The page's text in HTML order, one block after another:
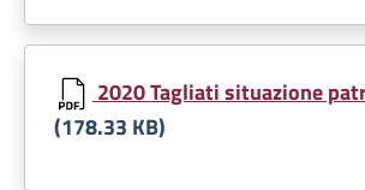
Document
2020 Tagliati situazione
(178.33 KB)